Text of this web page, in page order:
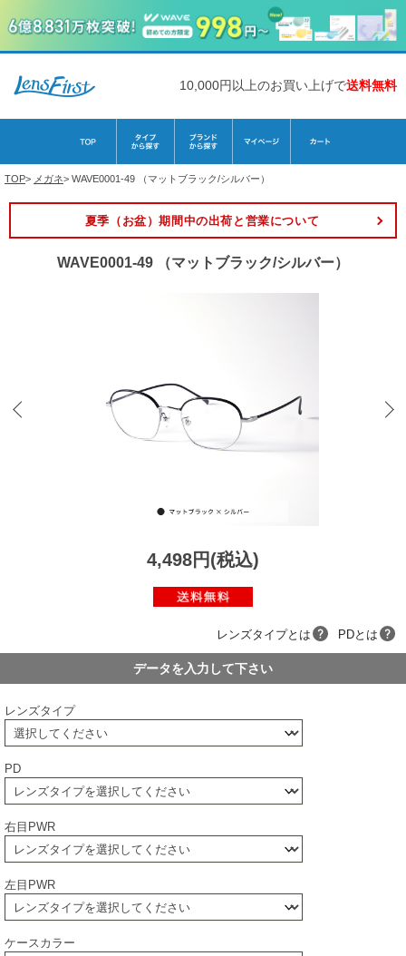
10,000円以上のお買い上げで送料無料
TOP> メガネ> WAVE0001-49 （マットブラック/シルバー）
夏季（お盆）期間中の出荷と営業について
WAVE0001-49 （マットブラック/シルバー）
4,498円(税込)
レンズタイプとは PDとは
データを入力して下さい
レンズタイプ
PD
右目PWR
左目PWR
ケースカラー